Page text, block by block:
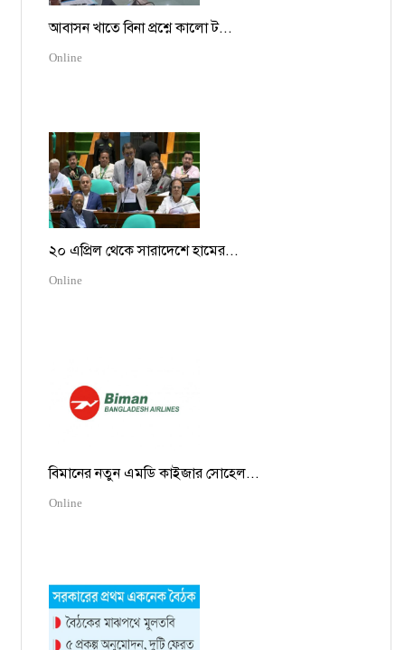
আবাসন খাতে বিনা প্রশ্নে কালো ট...
Online
২০ এপ্রিল থেকে সারাদেশে হামের...
Online
বিমানের নতুন এমডি কাইজার সোহেল...
Online